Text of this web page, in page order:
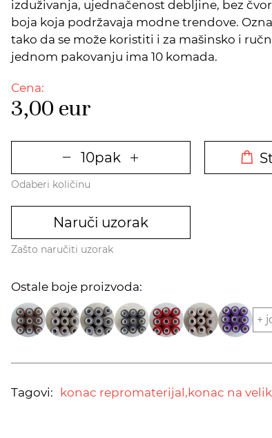
izduživanja, ujednačenost debljine, bez
boja koja podržavaja modne trendove.
tako da se može koristiti i za mašinsko i
jednom pakovanju ima 10 komada.
Cena:
3,00 eur
Odaberi količinu
Naruči uzorak
Zašto naručiti uzorak
Ostale boje proizvoda:
+
Tagovi: konac repromaterijal,konac na